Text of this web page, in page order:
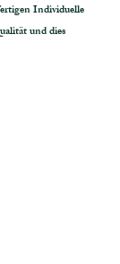
Individuelle
und dies